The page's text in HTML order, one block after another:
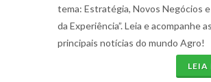
tema: Estratégia, Novos Negócios e
da Experiência”. Leia e acompanhe as
principais notícias do mundo Agro!
LEIA